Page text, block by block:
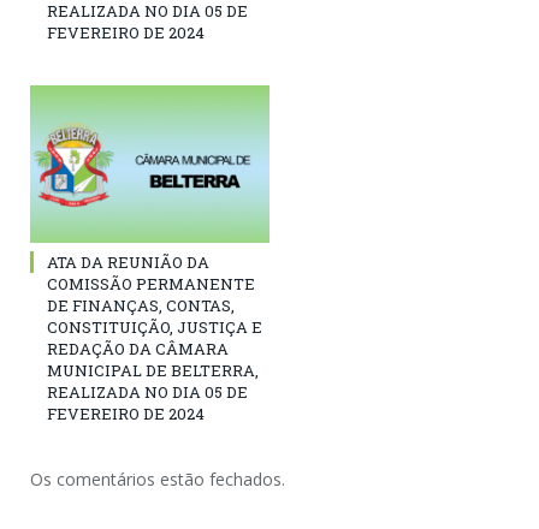
REALIZADA NO DIA 05 DE
FEVEREIRO DE 2024
ATA DA REUNIÃO DA
COMISSÃO PERMANENTE
DE FINANÇAS, CONTAS,
CONSTITUIÇÃO, JUSTIÇA E
REDAÇÃO DA CÂMARA
MUNICIPAL DE BELTERRA,
REALIZADA NO DIA 05 DE
FEVEREIRO DE 2024
Os comentários estão fechados.